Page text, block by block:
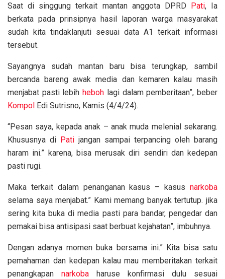
Saat di singgung terkait mantan anggota DPRD Pati, Ia
berkata pada prinsipnya hasil laporan warga masyarakat
sudah kita tindaklanjuti sesuai data A1 terkait informasi
tersebut.
Sayangnya sudah mantan baru bisa terungkap, sambil
bercanda bareng awak media dan kemaren kalau masih
menjabat pasti lebihheboh lagi dalam pemberitaan”, beber
Kompol Edi Sutrisno, Kamis (4/4/24).
“Pesan saya, kepada anak – anak muda melenial sekarang.
Khususnya di Pati jangan sampai terpancing oleh barang
haram ini.” karena, bisa merusak diri sendiri dan kedepan
pasti rugi.
Maka terkait dalam penanganan kasus – kasus narkoba
selama saya menjabat.” Kami memang banyak tertutup. jika
sering kita buka di media pasti para bandar, pengedar dan
pemakai bisa antisipasi saat berbuat kejahatan”, imbuhnya.
Dengan adanya momen buka bersama ini.” Kita bisa satu
pemahaman dan kedepan kalau mau memberitakan terkait
penangkapan narkoba haruse konfirmasi dulu sesuai